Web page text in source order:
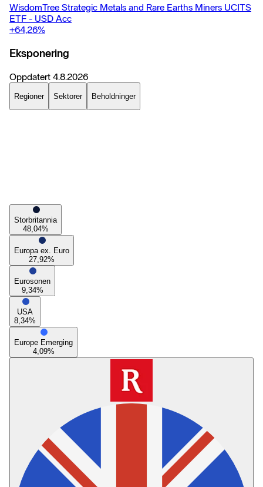
WisdomTree Strategic Metals and Rare Earths Miners UCITS
ETF - USD Acc
+64,26%
Eksponering
Oppdatert 4.8.2026
Regioner Sektorer Beholdninger
Storbritannia
48,04%
Europa ex. Euro
27,92%
Eurosonen
9,34%
USA
8,34%
Europe Emerging
4,09%